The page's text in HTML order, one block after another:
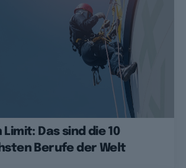
Das sind die 10
Berufe der Welt